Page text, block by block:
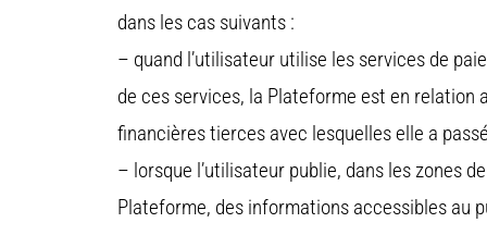
dans les cas suivants :
– quand l’utilisateur utilise les services de
de ces services, la Plateforme est en relation
financières tierces avec lesquelles elle a
– lorsque l’utilisateur publie, dans les zones
Plateforme, des informations accessibles au